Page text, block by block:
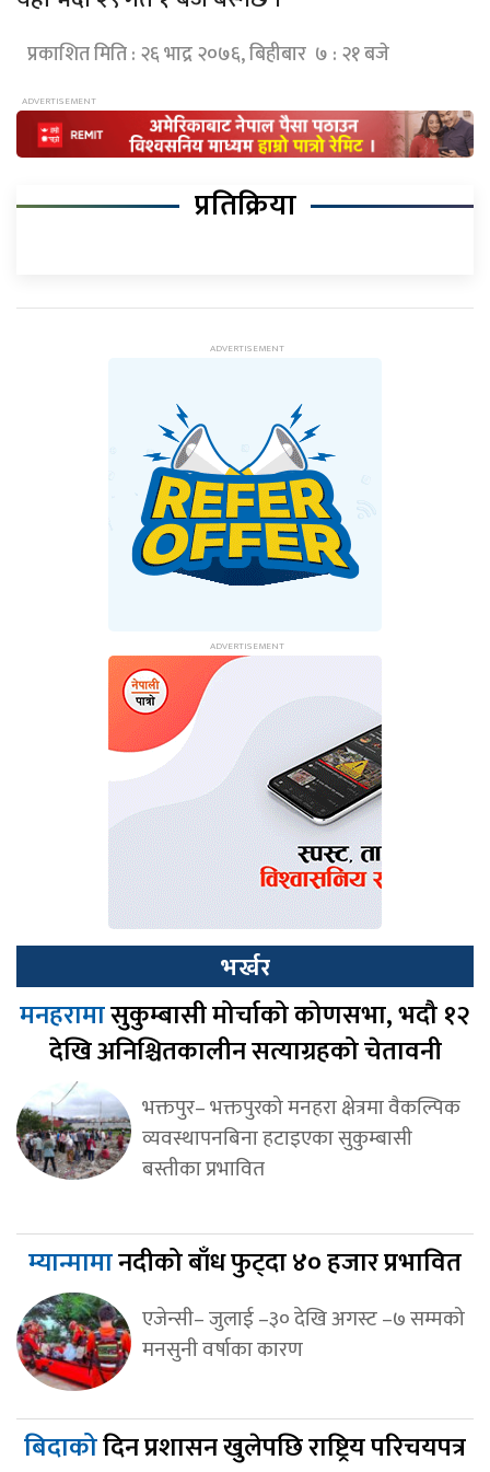
प्रकाशित मिति : २६ भाद्र २०७६, बिहीबार ७ : २१ बजे
प्रतिक्रिया
भर्खर
मनहरामासुकुम्बासी मोर्चाको कोणसभा, भदौ १२
देखि अनिश्चितकालीन सत्याग्रहको चेतावनी
भक्तपुर– भक्तपुरको मनहरा क्षेत्रमा वैकल्पिक
व्यवस्थापनबिना हटाइएका सुकुम्बासी
बस्तीका प्रभावित
म्यान्मामानदीको बाँध फुट्दा ४० हजार प्रभावित
एजेन्सी– जुलाई –३० देखि अगस्ट –७ सम्मको
मनसुनी वर्षाका कारण
बिदाकोदिन प्रशासन खुलेपछि राष्ट्रिय परिचयपत्र